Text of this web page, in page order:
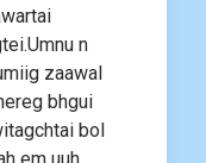
n
zaawal
bhgui
bol